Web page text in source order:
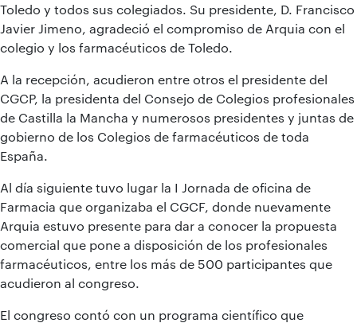
Toledo y todos sus colegiados. Su presidente, D. Francisco
Javier Jimeno, agradeció el compromiso de Arquia con el
colegio y los farmacéuticos de Toledo.
A la recepción, acudieron entre otros el presidente del
CGCP, la presidenta del Consejo de Colegios profesionales
de Castilla la Mancha y numerosos presidentes y juntas de
gobierno de los Colegios de farmacéuticos de toda
España.
Al día siguiente tuvo lugar la I Jornada de oficina de
Farmacia que organizaba el CGCF, donde nuevamente
Arquia estuvo presente para dar a conocer la propuesta
comercial que pone a disposición de los profesionales
farmacéuticos, entre los más de 500 participantes que
acudieron al congreso.
El congreso contó con un programa científico que